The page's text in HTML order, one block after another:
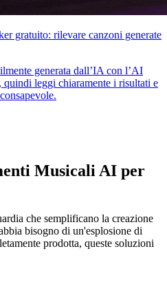
gratuito: rilevare canzoni generate
generata dall’IA con l’AI
leggi chiaramente i risultati e
Musicali AI per
che semplificano la creazione
bisogno di un'esplosione di
prodotta, queste soluzioni